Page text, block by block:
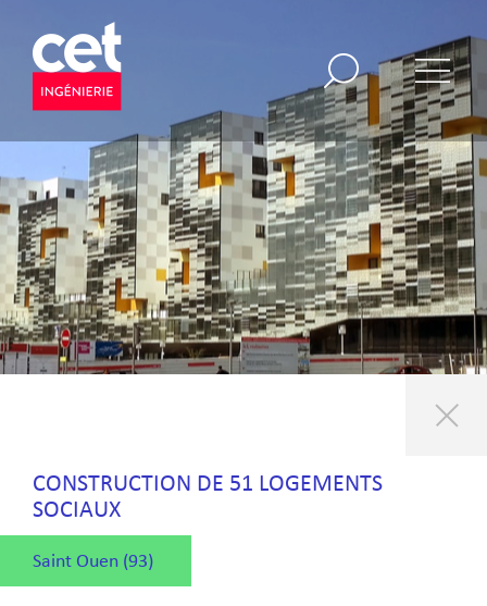
CONSTRUCTION DE 51 LOGEMENTS
SOCIAUX
Saint Ouen (93)